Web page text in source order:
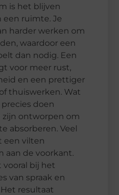
is het blijven
een ruimte. Je
harder werken om
waardoor een
dan nodig. Een
voor meer rust,
en een prettiger
thuiswerken. Wat
doen
zijn ontworpen om
absorberen. Veel
een vilten
aan de voorkant.
bij het
van spraak en
resultaat